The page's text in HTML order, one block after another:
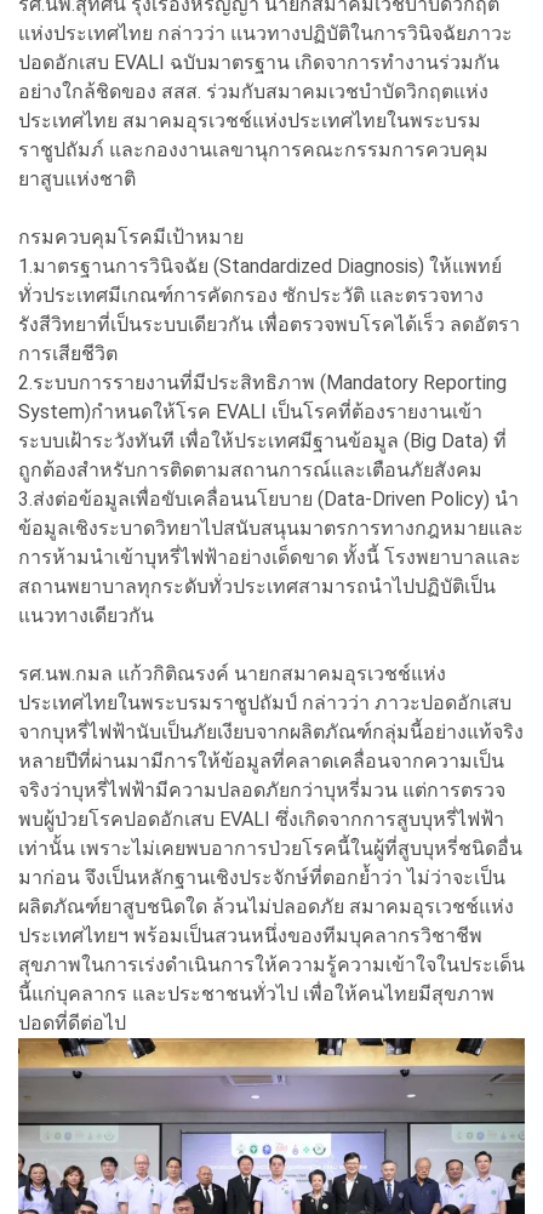
รศ.นพ.สุทัศน์ รุ่งเรืองหิรัญญา นายกสมาคมเวชบำบัดวิกฤต
แห่งประเทศไทย กล่าวว่า แนวทางปฏิบัติในการวินิจฉัยภาวะ
ปอดอักเสบ EVALI ฉบับมาตรฐาน เกิดจาการทำงานร่วมกัน
อย่างใกล้ชิดของ สสส. ร่วมกับสมาคมเวชบำบัดวิกฤตแห่ง
ประเทศไทย สมาคมอุรเวชช์แห่งประเทศไทยในพระบรม
ราชูปถัมภ์ และกองงานเลขานุการคณะกรรมการควบคุม
ยาสูบแห่งชาติ
กรมควบคุมโรคมีเป้าหมาย
1.มาตรฐานการวินิจฉัย (Standardized Diagnosis) ให้แพทย์
ทั่วประเทศมีเกณฑ์การคัดกรอง ซักประวัติ และตรวจทาง
รังสีวิทยาที่เป็นระบบเดียวกัน เพื่อตรวจพบโรคได้เร็ว ลดอัตรา
การเสียชีวิต
2.ระบบการรายงานที่มีประสิทธิภาพ (Mandatory Reporting
System)กำหนดให้โรค EVALI เป็นโรคที่ต้องรายงานเข้า
ระบบเฝ้าระวังทันที เพื่อให้ประเทศมีฐานข้อมูล (Big Data) ที่
ถูกต้องสำหรับการติดตามสถานการณ์และเตือนภัยสังคม
3.ส่งต่อข้อมูลเพื่อขับเคลื่อนนโยบาย (Data-Driven Policy) นำ
ข้อมูลเชิงระบาดวิทยาไปสนับสนุนมาตรการทางกฎหมายและ
การห้ามนำเข้าบุหรี่ไฟฟ้าอย่างเด็ดขาด ทั้งนี้ โรงพยาบาลและ
สถานพยาบาลทุกระดับทั่วประเทศสามารถนำไปปฏิบัติเป็น
แนวทางเดียวกัน
รศ.นพ.กมล แก้วกิติณรงค์ นายกสมาคมอุรเวชช์แห่ง
ประเทศไทยในพระบรมราชูปถัมป์ กล่าวว่า ภาวะปอดอักเสบ
จากบุหรี่ไฟฟ้านับเป็นภัยเงียบจากผลิตภัณฑ์กลุ่มนี้อย่างแท้จริง
หลายปีที่ผ่านมามีการให้ข้อมูลที่คลาดเคลื่อนจากความเป็น
จริงว่าบุหรี่ไฟฟ้ามีความปลอดภัยกว่าบุหรี่มวน แต่การตรวจ
พบผู้ป่วยโรคปอดอักเสบ EVALI ซึ่งเกิดจากการสูบบุหรี่ไฟฟ้า
เท่านั้น เพราะไม่เคยพบอาการป่วยโรคนี้ในผู้ที่สูบบุหรี่ชนิดอื่น
มาก่อน จึงเป็นหลักฐานเชิงประจักษ์ที่ตอกย้ำว่า ไม่ว่าจะเป็น
ผลิตภัณฑ์ยาสูบชนิดใด ล้วนไม่ปลอดภัย สมาคมอุรเวชช์แห่ง
ประเทศไทยฯ พร้อมเป็นสวนหนึ่งของทีมบุคลากรวิชาชีพ
สุขภาพในการเร่งดำเนินการให้ความรู้ความเข้าใจในประเด็น
นี้แก่บุคลากร และประชาชนทั่วไป เพื่อให้คนไทยมีสุขภาพ
ปอดที่ดีต่อไป